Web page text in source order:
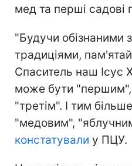
мед та перші садові
"Будучи обізнаними
традиціями,
Спаситель наш Ісус
може бути
"третім". І тим
"медовим",
констатували у ПЦУ.